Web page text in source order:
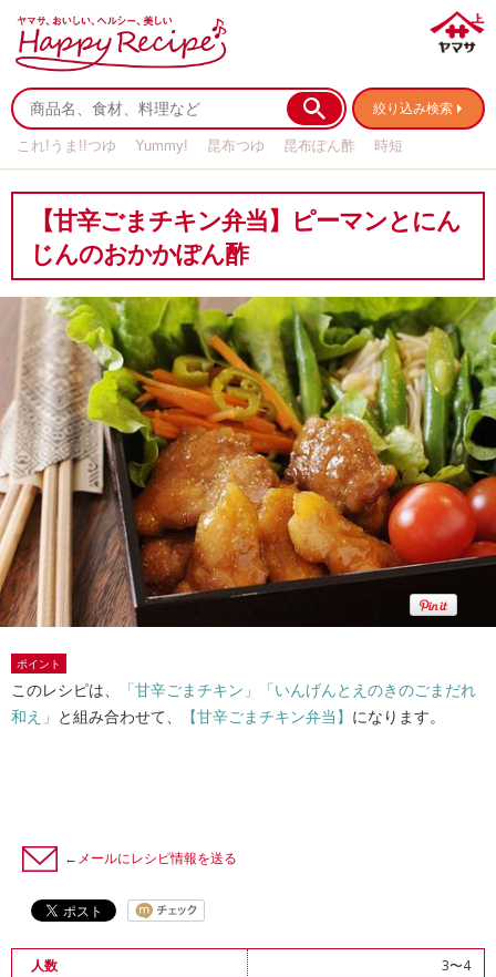
絞り込み検索
これ!うま!!つゆ Yummy! 昆布つゆ 昆布ぽん酢
時短
【甘辛ごまチキン弁当】ピーマンとにん
じんのおかかぽん酢
ポイント
このレシピは、 「甘辛ごまチキン」
「いんげんとえのきのごまだれ
和え」 と組み合わせて、 【甘辛ごまチキン弁当】 になります。
←メールにレシピ情報を送る
人数
3〜4